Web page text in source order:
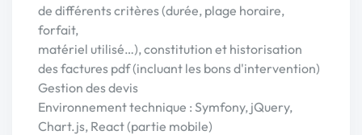
de différents critères (durée, plage horaire,
forfait,
matériel utilisé…), constitution et historisation
des factures pdf (incluant les bons d'intervention)
Gestion des devis
Environnement technique : Symfony, jQuery,
Chart.js, React (partie mobile)